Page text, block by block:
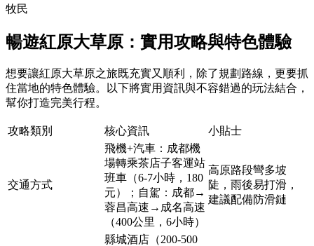
牧民
暢遊紅原大草原：實用攻略與特色體驗
想要讓紅原大草原之旅既充實又順利，除了規劃路線，更要抓
住當地的特色體驗。以下將實用資訊與不容錯過的玩法結合，
幫你打造完美行程。
攻略類別 核心資訊 小貼士
交通方式
飛機+汽車：成都機
場轉乘茶店子客運站
班車（6-7小時，180
元）；自駕：成都→
蓉昌高速→成名高速
（400公里，6小時）
高原路段彎多坡
陡，雨後易打滑，
建議配備防滑鏈
縣城酒店（200-500